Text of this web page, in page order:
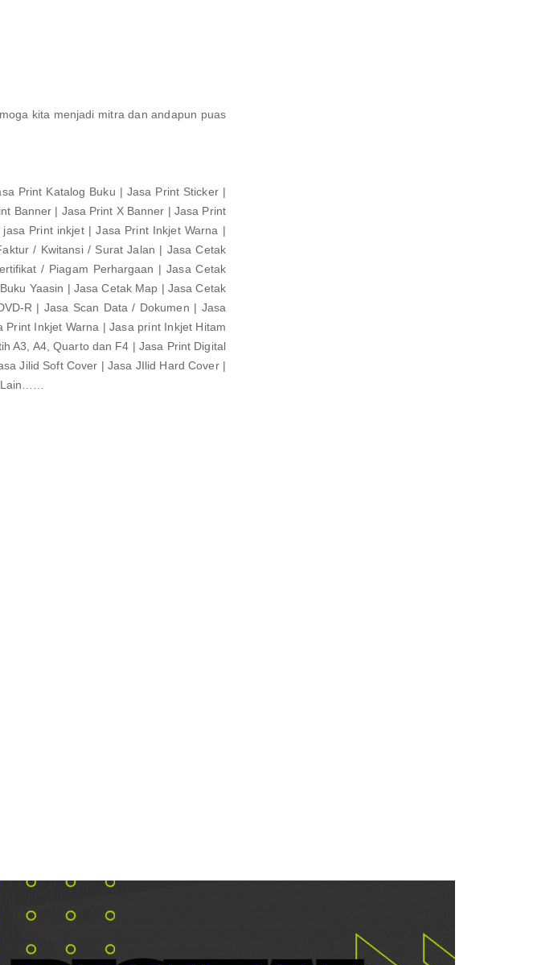
kita menjadi mitra dan andapun puas
Print Katalog Buku | Jasa Print Sticker |
Banner | Jasa Print X Banner | Jasa Print
Print inkjet | Jasa Print Inkjet Warna |
/ Kwitansi / Surat Jalan | Jasa Cetak
/ Piagam Perhargaan | Jasa Cetak
Yaasin | Jasa Cetak Map | Jasa Cetak
R | Jasa Scan Data / Dokumen | Jasa
Inkjet Warna | Jasa print Inkjet Hitam
A3, A4, Quarto dan F4 | Jasa Print Digital
Jilid Soft Cover | Jasa JIlid Hard Cover |
Lain……